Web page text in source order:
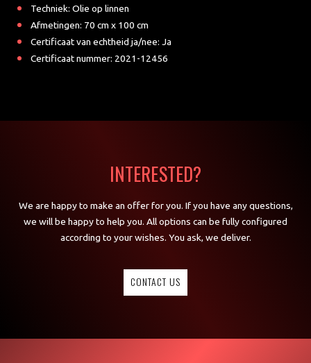
Techniek: Olie op linnen
Afmetingen: 70 cm x 100 cm
Certificaat van echtheid ja/nee: Ja
Certificaat nummer: 2021-12456
INTERESTED?
We are happy to make an offer for you. If you have any questions,
we will be happy to help you. All options can be fully configured
according to your wishes. You ask, we deliver.
CONTACT US